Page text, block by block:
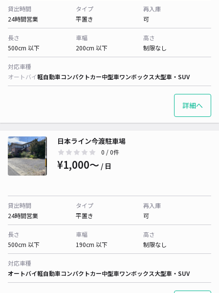
貸出時間
24時間営業
タイプ
平置き
再入庫
可
長さ
500cm 以下
車幅
200cm 以下
高さ
制限なし
対応車種
オートバイ軽自動車コンパクトカー中型車ワンボックス大型車・SUV
詳細へ
日本ライン今渡駐車場
0 / 0件
¥1,000〜 / 日
貸出時間
24時間営業
タイプ
平置き
再入庫
可
長さ
500cm 以下
車幅
190cm 以下
高さ
制限なし
対応車種
オートバイ軽自動車コンパクトカー中型車ワンボックス大型車・SUV